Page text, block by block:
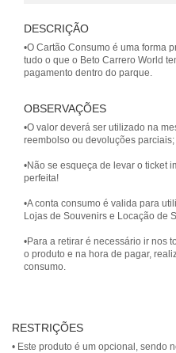
DESCRIÇÃO
•O Cartão Consumo é uma forma
tudo o que o Beto Carrero World
pagamento dentro do parque.
OBSERVAÇÕES
•O valor deverá ser utilizado na
reembolso ou devoluções parciais;
•Não se esqueça de levar o ticket
perfeita!
•A conta consumo é valida para
Lojas de Souvenirs e Locação de
•Para a retirar é necessário ir nos
o produto e na hora de pagar,
consumo.
RESTRIÇÕES
• Este produto é um opcional, sendo